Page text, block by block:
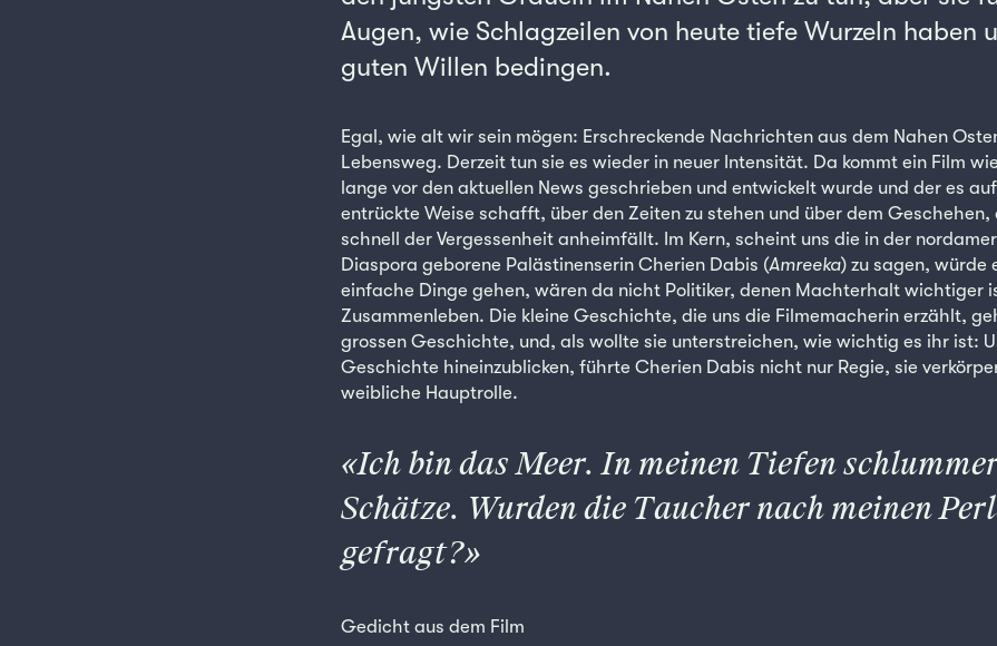
Augen, wie Schlagzeilen von heute tiefe Wurzeln haben
guten Willen bedingen.
Egal, wie alt wir sein mögen: Erschreckende Nachrichten aus dem Nahen
Lebensweg. Derzeit tun sie es wieder in neuer Intensität. Da kommt ein Film
lange vor den aktuellen News geschrieben und entwickelt wurde und der es
entrückte Weise schafft, über den Zeiten zu stehen und über dem Geschehen,
schnell der Vergessenheit anheimfällt. Im Kern, scheint uns die in der
Diaspora geborene Palästinenserin Cherien Dabis (Amreeka) zu sagen, würde
einfache Dinge gehen, wären da nicht Politiker, denen Machterhalt wichtiger
Zusammenleben. Die kleine Geschichte, die uns die Filmemacherin erzählt,
grossen Geschichte, und, als wollte sie unterstreichen, wie wichtig es ihr ist:
Geschichte hineinzublicken, führte Cherien Dabis nicht nur Regie, sie
weibliche Hauptrolle.
Ich bin das Meer. In meinen Tiefen
Schätze. Wurden die Taucher nach meinen
gefragt?
Gedicht aus dem Film